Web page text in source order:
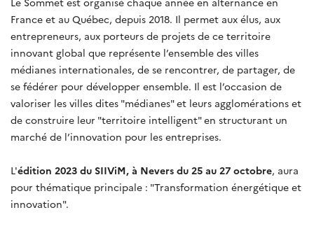
France et au Québec, depuis 2018. Il permet aux élus, aux
entrepreneurs, aux porteurs de projets de ce territoire
innovant global que représente l’ensemble des villes
médianes internationales, de se rencontrer, de partager, de
se fédérer pour développer ensemble. Il est l’occasion de
valoriser les villes dites "médianes" et leurs agglomérations et
de construire leur "territoire intelligent" en structurant un
marché de l’innovation pour les entreprises.
L'édition 2023 du SIIViM, à Nevers du 25 au 27 octobre, aura
pour thématique principale : "Transformation énergétique et
innovation".